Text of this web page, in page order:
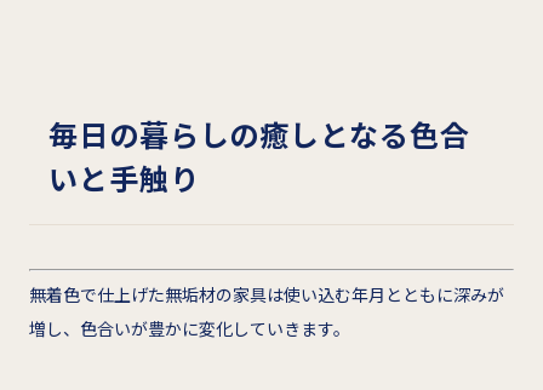
毎日の暮らしの癒しとなる色合
いと手触り
無着色で仕上げた無垢材の家具は使い込む年月とともに深みが
増し、色合いが豊かに変化していきます。